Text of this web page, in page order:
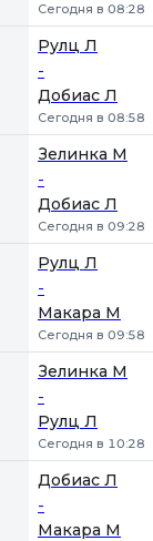
Сегодня в 08:28
Рулц Л
-
Добиас Л
Сегодня в 08:58
Зелинка М
-
Добиас Л
Сегодня в 09:28
Рулц Л
-
Макара М
Сегодня в 09:58
Зелинка М
-
Рулц Л
Сегодня в 10:28
Добиас Л
-
Макара М